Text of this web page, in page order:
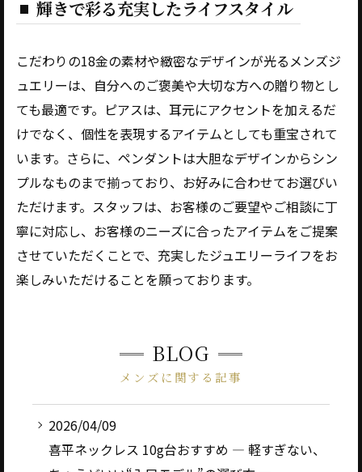
輝きで彩る充実したライフスタイル
こだわりの18金の素材や緻密なデザインが光るメンズジ
ュエリーは、自分へのご褒美や大切な方への贈り物とし
ても最適です。ピアスは、耳元にアクセントを加えるだ
けでなく、個性を表現するアイテムとしても重宝されて
います。さらに、ペンダントは大胆なデザインからシン
プルなものまで揃っており、お好みに合わせてお選びい
ただけます。スタッフは、お客様のご要望やご相談に丁
寧に対応し、お客様のニーズに合ったアイテムをご提案
させていただくことで、充実したジュエリーライフをお
楽しみいただけることを願っております。
BLOG
メンズに関する記事
2026/04/09
喜平ネックレス 10g台おすすめ ― 軽すぎない、